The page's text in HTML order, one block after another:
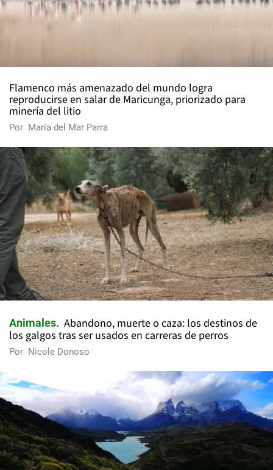
Flamenco más amenazado del mundo logra
reproducirse en salar de Maricunga, priorizado para
minería del litio
Por María del Mar Parra
Animales
Abandono, muerte o caza: los destinos de
los galgos tras ser usados en carreras de perros
Por Nicole Donoso